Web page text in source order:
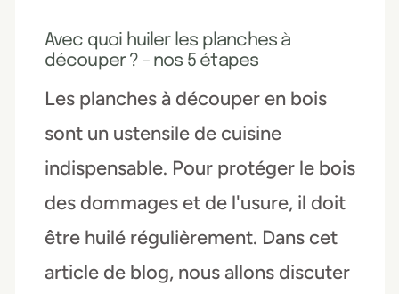
Avec quoi huiler les planches à
découper ? - nos 5 étapes
Les planches à découper en bois
sont un ustensile de cuisine
indispensable. Pour protéger le bois
des dommages et de l'usure, il doit
être huilé régulièrement. Dans cet
article de blog, nous allons discuter